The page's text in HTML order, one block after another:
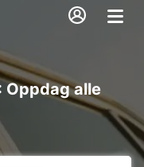
Oppdag alle